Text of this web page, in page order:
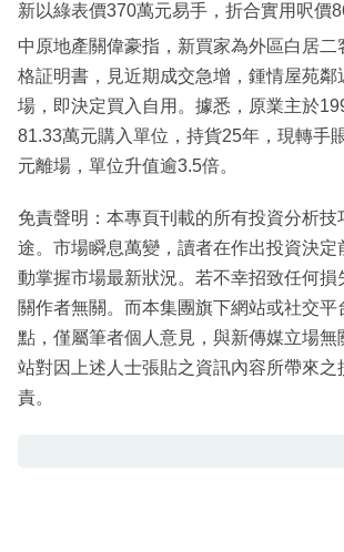
新以綠表價370萬元易手，折合實用呎價
中原地產關偉豪指，新買家為外區白居二
格証明書，見近期成交急增，鍾情屋苑鄰
場，即決定買入自用。據悉，原業主於
81.33萬元購入單位，持貨25年，現轉手
元離場，單位升值逾3.5倍。
免責聲明：本專頁刊載的所有投資分析技
途。市場瞬息萬變，讀者在作出投資決定
動掌握市場最新狀況。若不幸招致任何損
關作者無關。而本集團旗下網站或社交平
點，僅屬筆者個人意見，與新傳媒立場無
站對因上述人士張貼之資訊內容所帶來之
責。